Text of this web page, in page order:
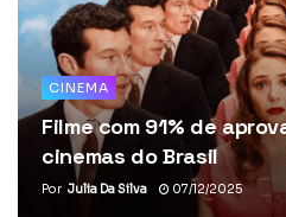
CINEMA
Filme com 91% de
cinemas do Brasil
Por Julia Da Silva 07/12/2025